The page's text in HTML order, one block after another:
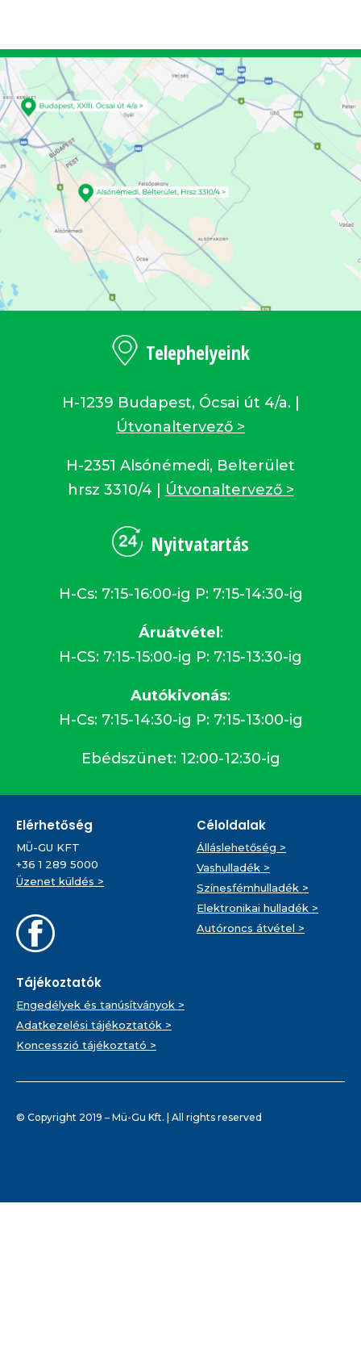
Elérhetőség
MÜ-GU KFT
+36 1 289 5000
Üzenet küldés >
Céloldalak
Álláslehetőség >
Vashulladék >
Színesfémhulladék >
Elektronikai hulladék >
Autóroncs átvétel >
Tájékoztatók
Engedélyek és tanúsítványok >
Adatkezelési tájékoztatók >
Koncesszió tájékoztató >
Telephelyeink
H-1239 Budapest, Ócsai út 4/a. |
Útvonaltervező >
H-2351 Alsónémedi, Belterület
hrsz 3310/4 | Útvonaltervező >
Nyitvatartás
H-Cs: 7:15-16:00-ig P: 7:15-14:30-ig
Áruátvétel:
H-CS: 7:15-15:00-ig P: 7:15-13:30-ig
Autókivonás:
H-Cs: 7:15-14:30-ig P: 7:15-13:00-ig
Ebédszünet: 12:00-12:30-ig
© Copyright 2019 – Mü-Gu Kft. | All rights reserved